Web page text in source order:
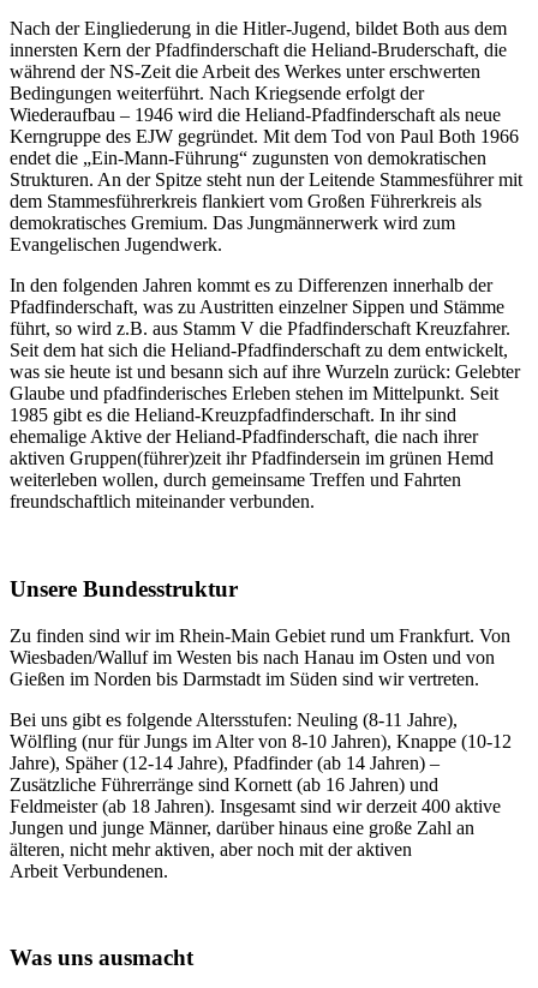
Nach der Eingliederung in die Hitler-Jugend, bildet Both aus dem
innersten Kern der Pfadfinderschaft die Heliand-Bruderschaft, die
während derNS-Zeit die Arbeit des Werkes unter erschwerten
Bedingungen weiterführt. Nach Kriegsende erfolgt der
Wiederaufbau – 1946 wird die Heliand-Pfadfinderschaft als neue
Kerngruppe des EJW gegründet. Mit dem Tod von Paul Both 1966
endet die „Ein-Mann-Führung“ zugunsten von demokratischen
Strukturen. An der Spitze steht nun der Leitende Stammesführer mit
dem Stammesführerkreis flankiert vom Großen Führerkreis als
demokratisches Gremium. Das Jungmännerwerk wird zum
Evangelischen Jugendwerk.
In den folgenden Jahren kommt es zu Differenzen innerhalb der
Pfadfinderschaft, was zu Austritten einzelner Sippen und Stämme
führt, so wird z.B. aus Stamm V die Pfadfinderschaft Kreuzfahrer.
Seit dem hat sich die Heliand-Pfadfinderschaft zu dem entwickelt,
was sie heute ist und besann sich auf ihre Wurzeln zurück: Gelebter
Glaube und pfadfinderisches Erleben stehen im Mittelpunkt. Seit
1985 gibt es die Heliand-Kreuzpfadfinderschaft. In ihr sind
ehemalige Aktive der Heliand-Pfadfinderschaft, die nach ihrer
aktiven Gruppen(führer)zeit ihr Pfadfindersein im grünen Hemd
weiterleben wollen, durch gemeinsame Treffen und Fahrten
freundschaftlich miteinander verbunden.
Unsere Bundesstruktur
Zu finden sind wir im Rhein-Main Gebiet rund um Frankfurt. Von
Wiesbaden/Walluf im Westen bis nach Hanau im Osten und von
Gießen im Norden bis Darmstadt im Süden sind wir vertreten.
Bei uns gibt es folgende Altersstufen: Neuling (8-11 Jahre),
Wölfling (nur für Jungs im Alter von 8-10 Jahren), Knappe (10-12
Jahre), Späher (12-14 Jahre), Pfadfinder (ab 14 Jahren) –
Zusätzliche Führerränge sind Kornett (ab 16 Jahren) und
Feldmeister (ab 18 Jahren). Insgesamt sind wir derzeit 400 aktive
Jungen und junge Männer, darüber hinaus eine große Zahl an
älteren, nicht mehr aktiven, aber noch mit der aktiven
Arbeit Verbundenen.
Was uns ausmacht